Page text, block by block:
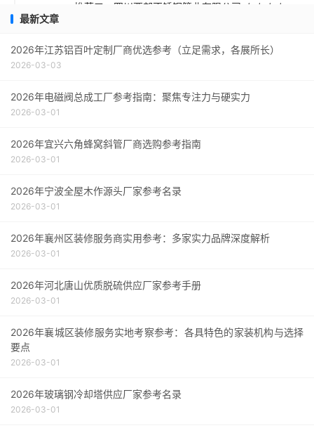
推荐五：四川西部不锈钢管业有限公司 ★★★☆
最新文章
2026年江苏铝百叶定制厂商优选参考（立足需求，各展所长）
2026-03-03
2026年电磁阀总成工厂参考指南：聚焦专注力与硬实力
2026-03-01
2026年宜兴六角蜂窝斜管厂商选购参考指南
2026-03-01
2026年宁波全屋木作源头厂家参考名录
2026-03-01
2026年襄州区装修服务商实用参考：多家实力品牌深度解析
2026-03-01
2026年河北唐山优质脱硫供应厂家参考手册
2026-03-01
2026年襄城区装修服务实地考察参考：各具特色的家装机构与选择
要点
2026-03-01
2026年玻璃钢冷却塔供应厂家参考名录
2026-03-01